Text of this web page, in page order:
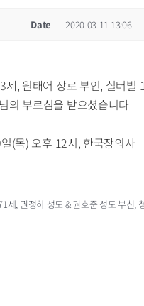
Date 2020-03-11 13:06
세, 원태어 장로 부인, 실버빌
의 부르심을 받으셨습니다
(목) 오후 12시, 한국장의사
세, 권정하 성도 & 권호준 성도 부친,